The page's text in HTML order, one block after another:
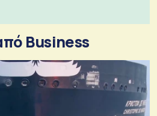
Business